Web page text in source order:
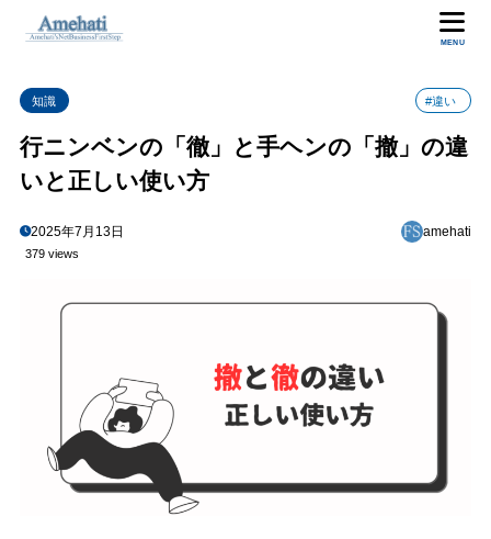
MENU
知識 #違い
行ニンベンの「徹」と手ヘンの「撤」の違
いと正しい使い方
2025年7月13日 amehati
379 views
目次
1
1.1 「徹」（行ニンベン）の使い分け
1.2 「撤」（手ヘン）の使い分け
まとめ